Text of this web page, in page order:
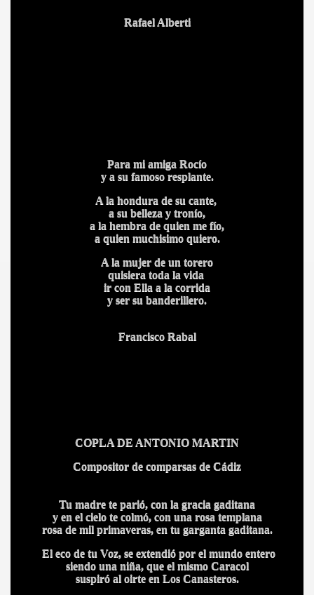
Rafael Alberti
Para mi amiga Rocío
y a su famoso resplante.
A la hondura de su cante,
a su belleza y tronío,
a la hembra de quien me fío,
a quien muchisimo quiero.
A la mujer de un torero
quisiera toda la vida
ir con Ella a la corrida
y ser su banderillero.
Francisco Rabal
COPLA DE ANTONIO MARTIN
Compositor de comparsas de Cádiz
Tu madre te parió, con la gracia gaditana
y en el cielo te colmó, con una rosa templana
rosa de mil primaveras, en tu garganta gaditana.
El eco de tu Voz, se extendió por el mundo entero
siendo una niña, que el mismo Caracol
suspiró al oirte en Los Canasteros.